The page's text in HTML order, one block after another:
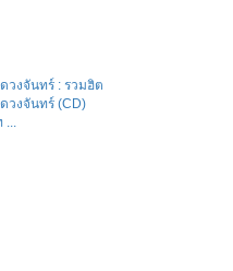
วงจันทร์ : รวมฮิต
วงจันทร์ (CD)
...